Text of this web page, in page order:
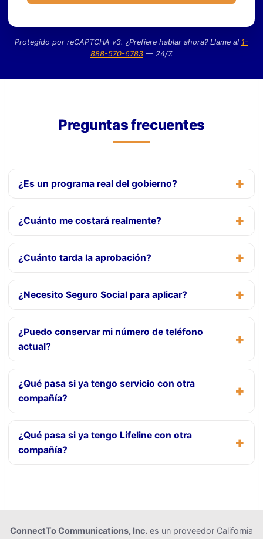
Protegido por reCAPTCHA v3. ¿Prefiere hablar ahora? Llame al 1-
888-570-6783— 24/7.
Preguntas frecuentes
¿Es un programa real del gobierno?
¿Cuánto me costará realmente?
¿Cuánto tarda la aprobación?
¿Necesito Seguro Social para aplicar?
¿Puedo conservar mi número de teléfono
actual?
¿Qué pasa si ya tengo servicio con otra
compañía?
¿Qué pasa si ya tengo Lifeline con otra
compañía?
ConnectTo Communications, Inc. es un proveedor California